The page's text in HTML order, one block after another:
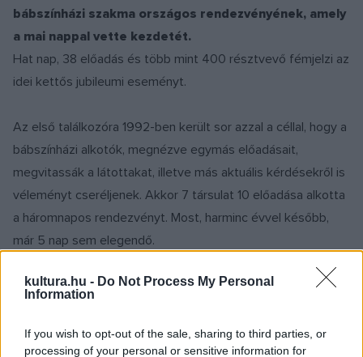
kultura.hu - Do Not Process My Personal
Information
If you wish to opt-out of the sale, sharing to third parties, or
processing of your personal or sensitive information for
bábszínházi szakma országos rendezvényének, amely
a mai nappal vette kezdetét.
Hat nap, 38 előadás és több mint 400 résztvevő fémjelzi az
idei kettős jubileumi eseményt.
Az első találkozóra 1992-ben került sor azzal a céllal, hogy a
bábszínházi alkotók, megnézve egymás előadásait,
megvitassák a látottakat, illetve más aktuális kérdésekről is
véleményt cseréljenek. Akkor 7 társulat 10 előadása alkotta
a háromnapos rendezvényt. Most, harminc évvel később,
már 5 nap sem elegendő.
A program fontos eleme a mindennapos szakmai fórum,
Négy évet vártak, hogy újra együtt lehessenek a